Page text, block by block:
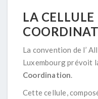
LA CELLULE
La convention de l’
Luxembourg prévoit
Coordination
Cette cellule,